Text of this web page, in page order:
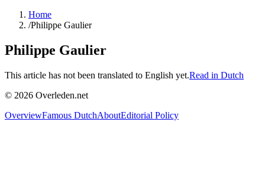
Home
/Philippe Gaulier
Philippe Gaulier
This article has not been translated to English yet.Read in Dutch
© 2026 Overleden.net
OverviewFamous DutchAboutEditorial Policy